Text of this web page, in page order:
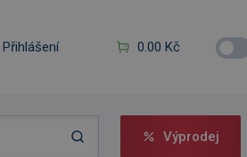
Přihlášení 0.00 Kč
Výprodej